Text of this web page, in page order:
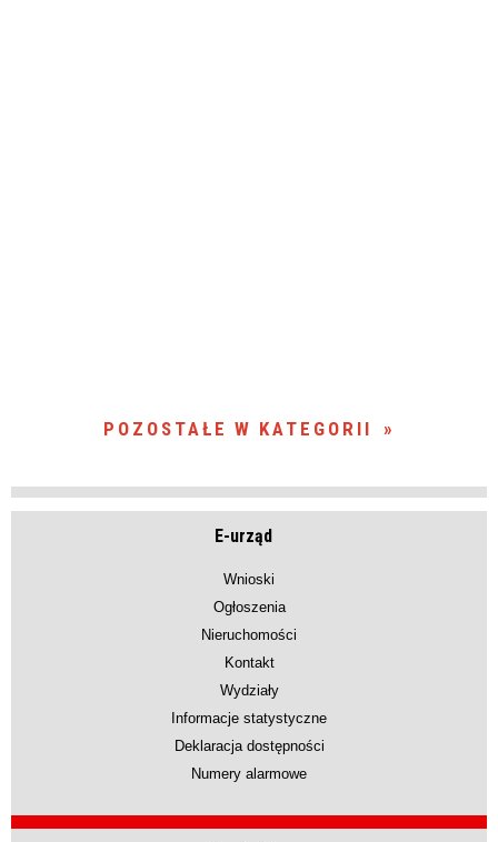
POZOSTAŁE W KATEGORII
E-urząd
Wnioski
Ogłoszenia
Nieruchomości
Kontakt
Wydziały
Informacje statystyczne
Deklaracja dostępności
Numery alarmowe